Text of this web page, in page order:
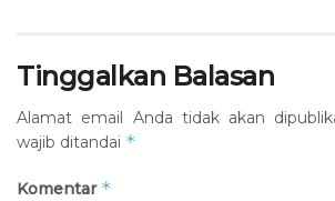
Tinggalkan Balasan
Alamat email Anda tidak akan
wajib ditandai *
Komentar *